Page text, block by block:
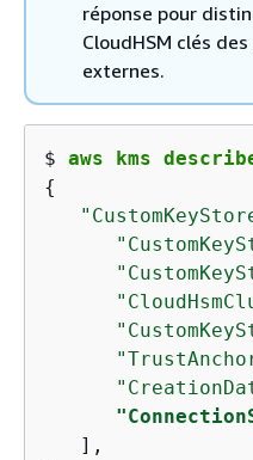
réponse pour
CloudHSM clés
externes.
$ aws kms
{
   ],